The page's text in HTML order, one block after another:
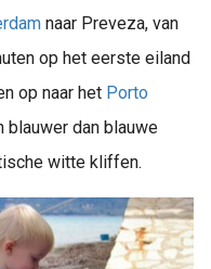
naar Preveza, van
op het eerste eiland
op naar het Porto
blauwer dan blauwe
witte kliffen.